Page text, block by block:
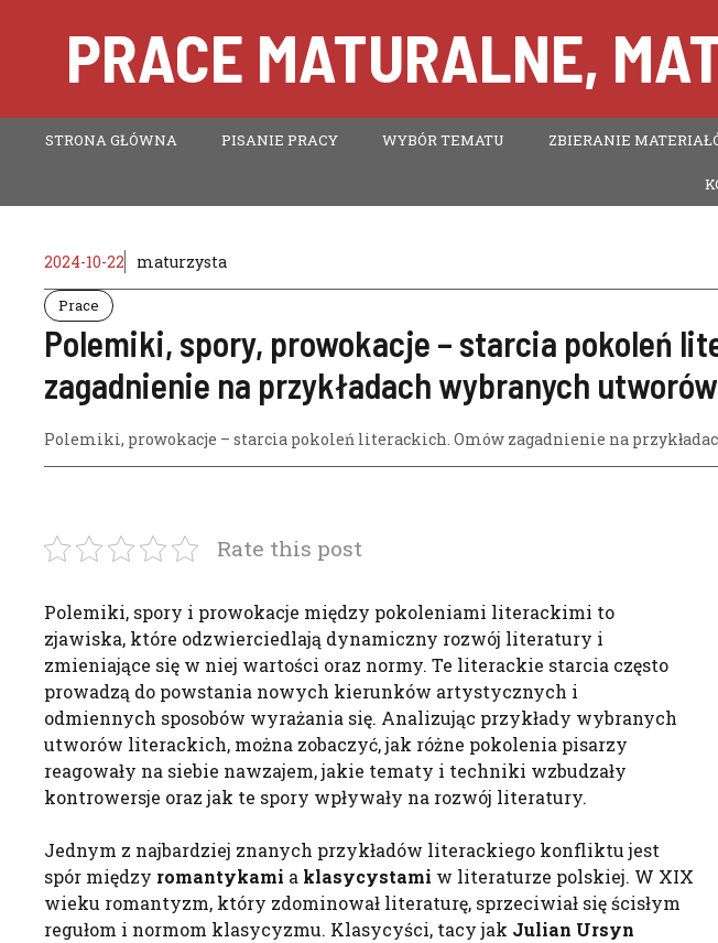
PRACE MATURALNE,
STRONA GŁÓWNA PISANIE PRACY WYBÓR TEMATU ZBIERANIE
2024-10-22 maturzysta
Prace
Polemiki, spory, prowokacje – starcia pokoleń
zagadnienie na przykładach wybranych utworów
Polemiki, prowokacje – starcia pokoleń literackich. Omów zagadnienie na
Rate this post
Polemiki, spory i prowokacje między pokoleniami literackimi to
zjawiska, które odzwierciedlają dynamiczny rozwój literatury i
zmieniające się w niej wartości oraz normy. Te literackie starcia często
prowadzą do powstania nowych kierunków artystycznych i
odmiennych sposobów wyrażania się. Analizując przykłady wybranych
utworów literackich, można zobaczyć, jak różne pokolenia pisarzy
reagowały na siebie nawzajem, jakie tematy i techniki wzbudzały
kontrowersje oraz jak te spory wpływały na rozwój literatury.
Jednym z najbardziej znanych przykładów literackiego konfliktu jest
spór między romantykami a klasycystami w literaturze polskiej. W XIX
wieku romantyzm, który zdominował literaturę, sprzeciwiał się ścisłym
regułom i normom klasycyzmu. Klasycyści, tacy jak Julian Ursyn